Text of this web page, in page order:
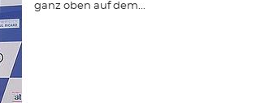
ganz oben auf dem...